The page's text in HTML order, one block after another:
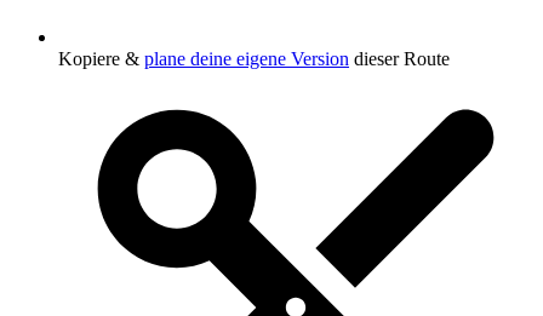
Kopiere & plane deine eigene Version dieser Route